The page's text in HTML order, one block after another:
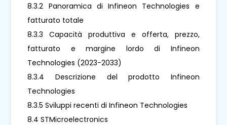
8.3.2 Panoramica di Infineon Technologies e
fatturato totale
8.3.3 Capacità produttiva e offerta, prezzo,
fatturato e margine lordo di Infineon
Technologies (2023-2033)
8.3.4 Descrizione del prodotto Infineon
Technologies
8.3.5 Sviluppi recenti di Infineon Technologies
8.4 STMicroelectronics